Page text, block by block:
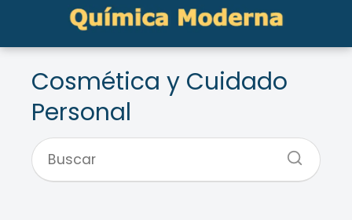
Cosmética y Cuidado
Personal